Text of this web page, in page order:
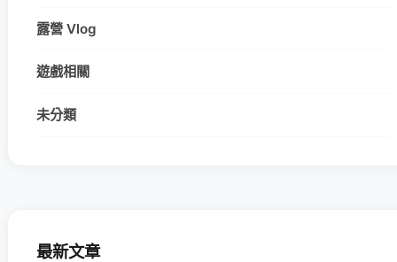
露營 Vlog
遊戲相關
未分類
最新文章